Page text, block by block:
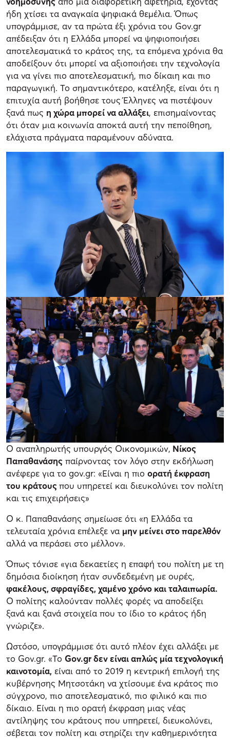
ήδη χτίσει τα αναγκαία ψηφιακά θεμέλια. Όπως
υπογράμμισε, αν τα πρώτα έξι χρόνια του Gov.gr
απέδειξαν ότι η Ελλάδα μπορεί να ψηφιοποιήσει
αποτελεσματικά το κράτος της, τα επόμενα χρόνια θα
αποδείξουν ότι μπορεί να αξιοποιήσει την τεχνολογία
για να γίνει πιο αποτελεσματική, πιο δίκαιη και πιο
παραγωγική. Το σημαντικότερο, κατέληξε, είναι ότι η
επιτυχία αυτή βοήθησε τους Έλληνες να πιστέψουν
ξανά πως η χώρα μπορεί να αλλάξει, επισημαίνοντας
ότι όταν μια κοινωνία αποκτά αυτή την πεποίθηση,
ελάχιστα πράγματα παραμένουν αδύνατα.
Ο αναπληρωτής υπουργός Οικονομικών, Νίκος
Παπαθανάσης παίρνοντας τον λόγο στην εκδήλωση
ανέφερε για το gov.gr: «Είναι η πιο ορατή έκφραση
του κράτουςπου υπηρετεί και διευκολύνει τον πολίτη
και τις επιχειρήσεις»
Ο κ. Παπαθανάσης σημείωσε ότι «η Ελλάδα τα
τελευταία χρόνια επέλεξε να μην μείνει στο παρελθόν
αλλά να περάσει στο μέλλον».
Όπως τόνισε «για δεκαετίες η επαφή του πολίτη με τη
δημόσια διοίκηση ήταν συνδεδεμένη με ουρές,
φακέλους, σφραγίδες, χαμένο χρόνο και ταλαιπωρία.
Ο πολίτης καλούνταν πολλές φορές να αποδείξει
ξανά και ξανά στοιχεία που το ίδιο το κράτος ήδη
γνώριζε».
Ωστόσο, υπογράμμισε ότι αυτό πλέον έχει αλλάξει με
το Gov.gr. «Το Gov.gr δεν είναι απλώς μία τεχνολογική
καινοτομία, είναι από το 2019 η κεντρική επιλογή της
κυβέρνησης Μητσοτάκη να χτίσουμε ένα κράτος πιο
σύγχρονο, πιο αποτελεσματικό, πιο φιλικό και πιο
δίκαιο. Είναι η πιο ορατή έκφραση μιας νέας
αντίληψης του κράτους που υπηρετεί, διευκολύνει,
σέβεται τον πολίτη και στηρίζει την καθημερινότητα